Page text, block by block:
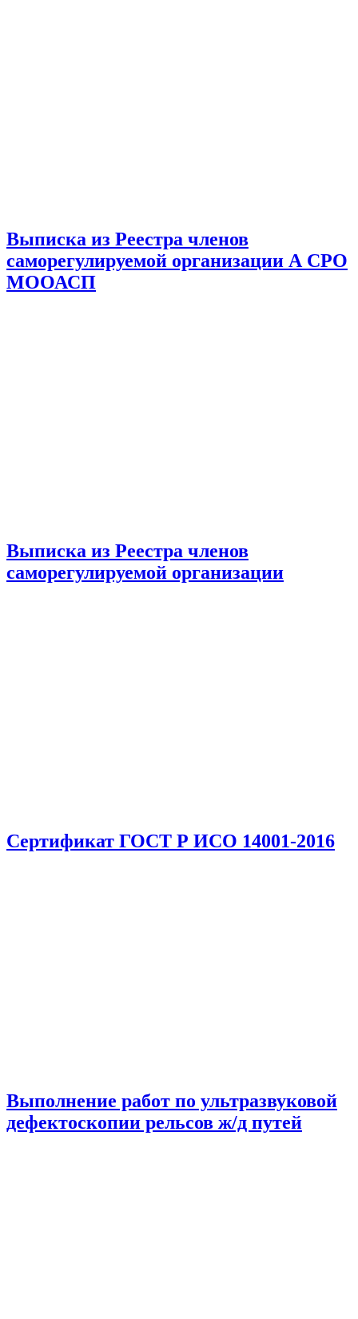
Выписка из Реестра членов
саморегулируемой организации А СРО
МООАСП
Выписка из Реестра членов
саморегулируемой организации
Сертификат ГОСТ Р ИСО 14001-2016
Выполнение работ по ультразвуковой
дефектоскопии рельсов ж/д путей